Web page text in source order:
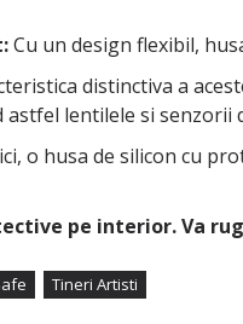
Cu un design flexibil,
distinctiva a
lentilele si senzorii
o husa de silicon cu
pe interior. Va
Tineri Artisti